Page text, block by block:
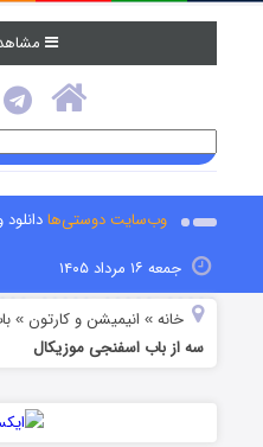
وب‌سایت دوستی‌ها
جمعه ۱۶ مرداد ۱۴۰۵
خانه » انیمیشن و کارتون »
سه از باب اسفنجی موزیکال